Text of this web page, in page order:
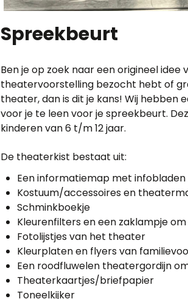
Spreekbeurt
Ben je op zoek naar een origineel
theatervoorstelling bezocht hebt of
theater, dan is dit je kans! Wij
voor je te leen voor je spreekbeurt.
kinderen van 6 t/m 12 jaar.
De theaterkist bestaat uit:
Een informatiemap met infobladen
Kostuum/accessoires en
Schminkboekje
Kleurenfilters en een zaklampje
Fotolijstjes van het theater
Kleurplaten en flyers van
Een roodfluwelen theatergordijn
Theaterkaartjes/briefpapier
Toneelkijker